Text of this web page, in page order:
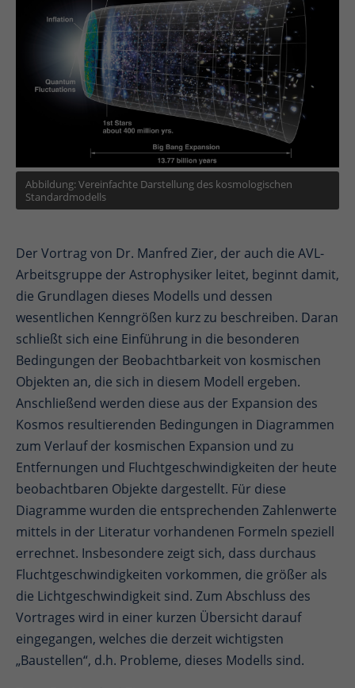
Abbildung: Vereinfachte Darstellung des kosmologischen
Standardmodells
Der Vortrag von Dr. Manfred Zier, der auch die AVL-
Arbeitsgruppe der Astrophysiker leitet, beginnt damit,
die Grundlagen dieses Modells und dessen
wesentlichen Kenngrößen kurz zu beschreiben. Daran
schließt sich eine Einführung in die besonderen
Bedingungen der Beobachtbarkeit von kosmischen
Objekten an, die sich in diesem Modell ergeben.
Anschließend werden diese aus der Expansion des
Kosmos resultierenden Bedingungen in Diagrammen
zum Verlauf der kosmischen Expansion und zu
Entfernungen und Fluchtgeschwindigkeiten der heute
beobachtbaren Objekte dargestellt. Für diese
Diagramme wurden die entsprechenden Zahlenwerte
mittels in der Literatur vorhandenen Formeln speziell
errechnet. Insbesondere zeigt sich, dass durchaus
Fluchtgeschwindigkeiten vorkommen, die größer als
die Lichtgeschwindigkeit sind. Zum Abschluss des
Vortrages wird in einer kurzen Übersicht darauf
eingegangen, welches die derzeit wichtigsten
„Baustellen“, d.h. Probleme, dieses Modells sind.